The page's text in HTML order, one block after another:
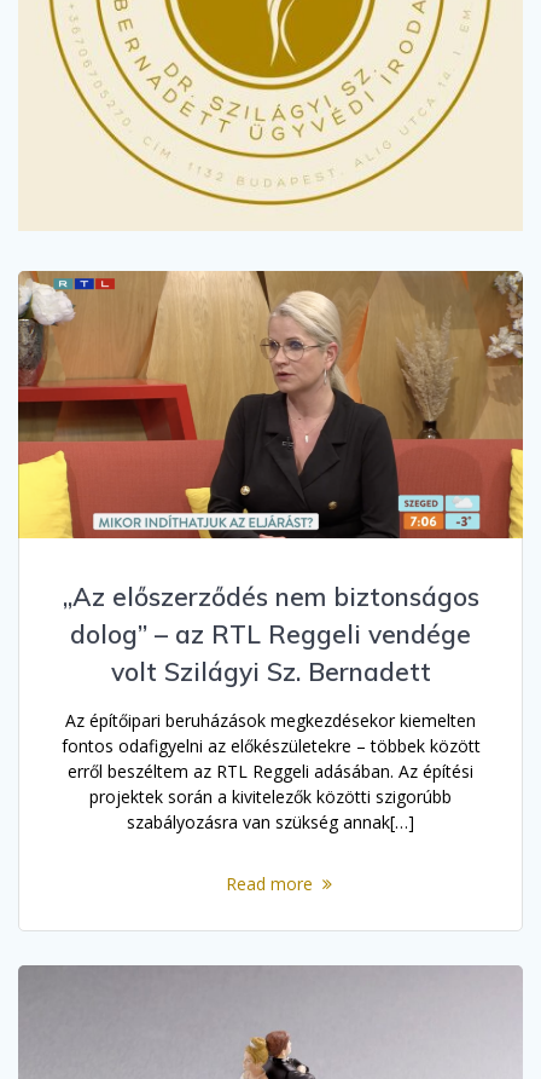
„Az előszerződés nem biztonságos
dolog” – az RTL Reggeli vendége
volt Szilágyi Sz. Bernadett
Az építőipari beruházások megkezdésekor kiemelten
fontos odafigyelni az előkészületekre – többek között
erről beszéltem az RTL Reggeli adásában. Az építési
projektek során a kivitelezők közötti szigorúbb
szabályozásra van szükség annak[…]
Read more